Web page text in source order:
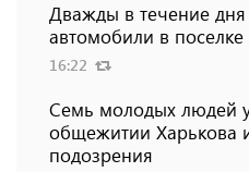
Дважды в течение
автомобили в
16:22
Семь молодых людей
общежитии Харькова
подозрения